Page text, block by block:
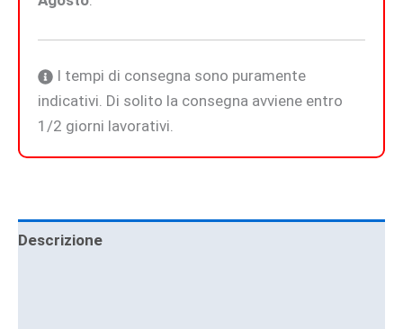
I tempi di consegna sono puramente
indicativi. Di solito la consegna avviene entro
1/2 giorni lavorativi.
Descrizione